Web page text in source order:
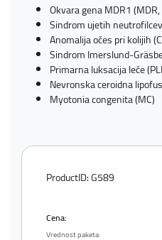
Okvara gena MDR1
Sindrom ujetih
Anomalija očes pri kolijih
Sindrom Imerslund-
Primarna luksacija leče
Nevronska ceroidna
Myotonia congenita (MC)
ProductID: G589
Cena:
Vrednost paketa: